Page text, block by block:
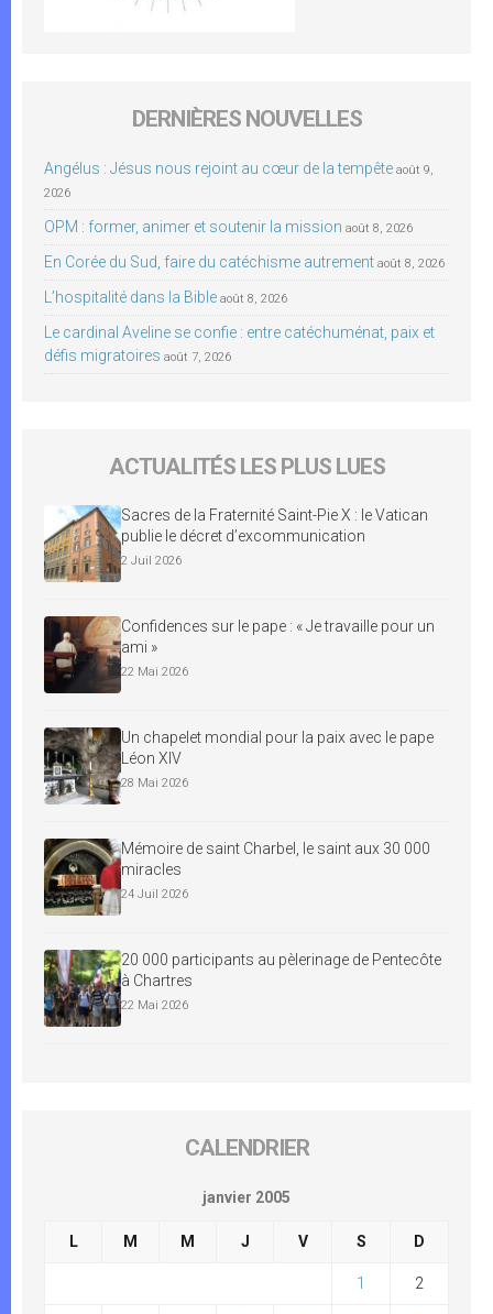
DERNIÈRES NOUVELLES
Angélus : Jésus nous rejoint au cœur de la tempête août 9,
2026
OPM : former, animer et soutenir la mission août 8, 2026
En Corée du Sud, faire du catéchisme autrement août 8, 2026
L’hospitalité dans la Bible août 8, 2026
Le cardinal Aveline se confie : entre catéchuménat, paix et
défis migratoires août 7, 2026
ACTUALITÉS LES PLUS LUES
Sacres de la Fraternité Saint-Pie X : le Vatican
publie le décret d’excommunication
2 Juil 2026
Confidences sur le pape : « Je travaille pour un
ami »
22 Mai 2026
Un chapelet mondial pour la paix avec le pape
Léon XIV
28 Mai 2026
Mémoire de saint Charbel, le saint aux 30 000
miracles
24 Juil 2026
20 000 participants au pèlerinage de Pentecôte
à Chartres
22 Mai 2026
CALENDRIER
janvier 2005
L M M J V S D
1 2